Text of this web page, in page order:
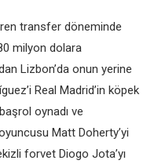
transfer döneminde
milyon dolara
Lizbon’da onun yerine
Real Madrid’in köpek
oynadı ve
Matt Doherty’yi
forvet Diogo Jota’yı